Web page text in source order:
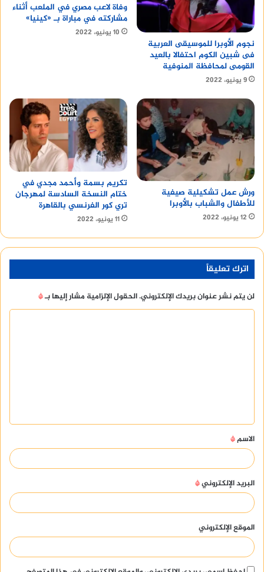
نجوم الأوبرا للموسيقى العربية
فى شبين الكوم احتفالا بالعيد
القومى لمحافظة المنوفية
9 يونيو، 2022
وفاة لاعب مصري في الملعب أثناء
مشاركته في مباراة بـ «كينيا»
10 يونيو، 2022
ورش عمل تشكيلية صيفية
للأطفال والشباب بالأوبرا
12 يونيو، 2022
تكريم بسمة وأحمد مجدي في
ختام النسخة السادسة لمهرجان
تري كور الفرنسي بالقاهرة
11 يونيو، 2022
اترك تعليقاً
لن يتم نشر عنوان بريدك الإلكتروني.الحقول الإلزامية مشار إليها بـ*
ق
*
الاسم*
البريد الإلكتروني*
الموقع الإلكتروني